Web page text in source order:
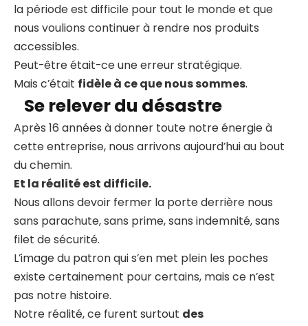
la période est difficile pour tout le monde et que
nous voulions continuer à rendre nos produits
accessibles.
Peut-être était-ce une erreur stratégique.
Mais c’était fidèle à ce que nous sommes.
Se relever du désastre
Après 16 années à donner toute notre énergie à
cette entreprise, nous arrivons aujourd’hui au bout
du chemin.
Et la réalité est difficile.
Nous allons devoir fermer la porte derrière nous
sans parachute, sans prime, sans indemnité, sans
filet de sécurité.
L’image du patron qui s’en met plein les poches
existe certainement pour certains, mais ce n’est
pas notre histoire.
Notre réalité, ce furent surtout des